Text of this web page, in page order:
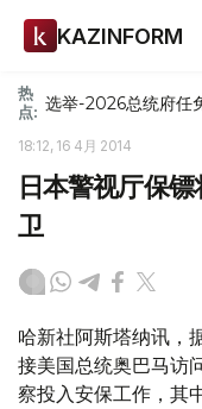
KAZINFORM
热
点: 选举-2026总统府任
18:12, 16 4月 2014
日本警视厅保
卫
哈新社阿斯塔纳讯，
接美国总统奥巴马访
察投入安保工作，其